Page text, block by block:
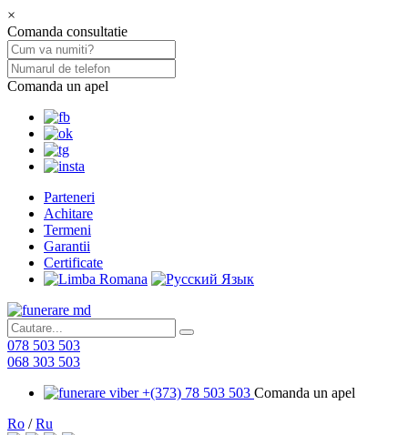
×
Comanda consultatie
Comanda un apel
Parteneri
Achitare
Termeni
Garantii
Certificate
078 503 503
068 303 503
+(373) 78 503 503 Comanda un apel
Ro /Ru